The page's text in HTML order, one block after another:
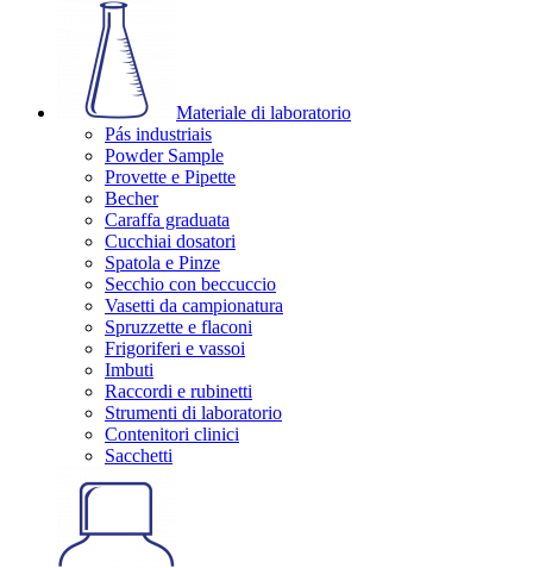
Materiale di laboratorio
Pás industriais
Powder Sample
Provette e Pipette
Becher
Caraffa graduata
Cucchiai dosatori
Spatola e Pinze
Secchio con beccuccio
Vasetti da campionatura
Spruzzette e flaconi
Frigoriferi e vassoi
Imbuti
Raccordi e rubinetti
Strumenti di laboratorio
Contenitori clinici
Sacchetti